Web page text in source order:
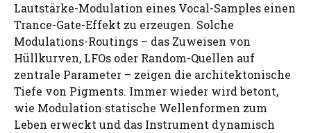
Lautstärke-Modulation eines Vocal-Samples einen
Trance-Gate-Effekt zu erzeugen. Solche
Modulations-Routings – das Zuweisen von
Hüllkurven, LFOs oder Random-Quellen auf
zentrale Parameter – zeigen die architektonische
Tiefe von Pigments. Immer wieder wird betont,
wie Modulation statische Wellenformen zum
Leben erweckt und das Instrument dynamisch